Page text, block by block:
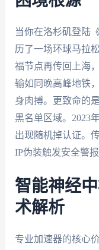
当你在洛杉矶登陆
历了一场环球马拉
福节点再传回上海
输如同晚高峰地铁
身肉搏。更致命的
黑名单区域。2023
出现随机掉认证。
IP伪装触发安全警
智能神经
术解析
专业加速器的核心